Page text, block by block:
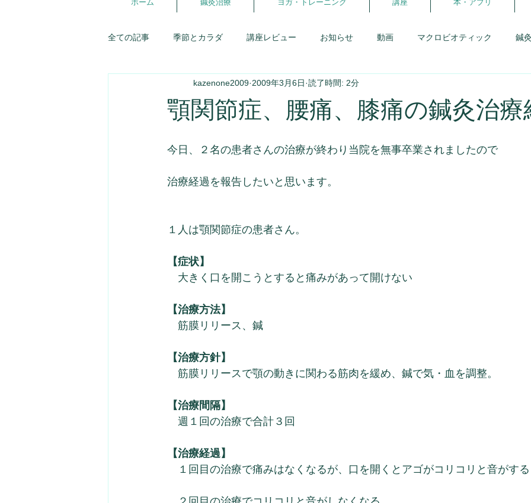
ホーム 鍼灸治療 ヨガ・トレーニング 講座 本・アプリ
全ての記事 季節とカラダ 講座レビュー お知らせ 動画 マクロビオティック 鍼
講座スケジュール 東洋医学 患者さんとの会話
優しいお店探訪 お灸 生理 がんばらないダイエット
氣が調う談話室
顎関節症、腰痛、膝痛の鍼灸治療
kazenone2009 2009年3月6日 読了時間: 2分
今日、２名の患者さんの治療が終わり当院を無事卒業されましたので
治療経過を報告したいと思います。
１人は顎関節症の患者さん。
【症状】
大きく口を開こうとすると痛みがあって開けない
【治療方法】
筋膜リリース、鍼
【治療方針】
筋膜リリースで顎の動きに関わる筋肉を緩め、鍼で気・血を調整。
【治療間隔】
週１回の治療で合計３回
【治療経過】
１回目の治療で痛みはなくなるが、口を開くとアゴがコリコリと音がする